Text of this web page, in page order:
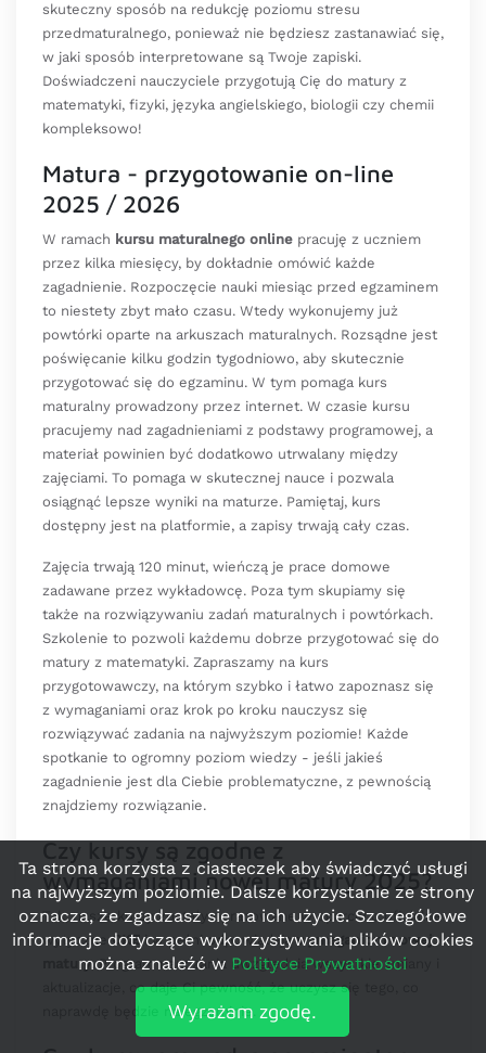
skuteczny sposób na redukcję poziomu stresu
przedmaturalnego, ponieważ nie będziesz zastanawiać się,
w jaki sposób interpretowane są Twoje zapiski.
Doświadczeni nauczyciele przygotują Cię do matury z
matematyki, fizyki, języka angielskiego, biologii czy chemii
kompleksowo!
Matura - przygotowanie on-line
2025 / 2026
W ramach kursu maturalnego online pracuję z uczniem
przez kilka miesięcy, by dokładnie omówić każde
zagadnienie. Rozpoczęcie nauki miesiąc przed egzaminem
to niestety zbyt mało czasu. Wtedy wykonujemy już
powtórki oparte na arkuszach maturalnych. Rozsądne jest
poświęcanie kilku godzin tygodniowo, aby skutecznie
przygotować się do egzaminu. W tym pomaga kurs
maturalny prowadzony przez internet. W czasie kursu
pracujemy nad zagadnieniami z podstawy programowej, a
materiał powinien być dodatkowo utrwalany między
zajęciami. To pomaga w skutecznej nauce i pozwala
osiągnąć lepsze wyniki na maturze. Pamiętaj, kurs
dostępny jest na platformie, a zapisy trwają cały czas.
Zajęcia trwają 120 minut, wieńczą je prace domowe
zadawane przez wykładowcę. Poza tym skupiamy się
także na rozwiązywaniu zadań maturalnych i powtórkach.
Szkolenie to pozwoli każdemu dobrze przygotować się do
matury z matematyki. Zapraszamy na kurs
przygotowawczy, na którym szybko i łatwo zapoznasz się
z wymaganiami oraz krok po kroku nauczysz się
rozwiązywać zadania na najwyższym poziomie! Każde
spotkanie to ogromny poziom wiedzy - jeśli jakieś
zagadnienie jest dla Ciebie problematyczne, z pewnością
znajdziemy rozwiązanie.
Czy kursy są zgodne z
wymaganiami nowej matury 2025?
Tak, nasze kursy zostały opracowane w oparciu o oficjalne
wytyczneCKEi w pełni odpowiadająwymaganiom nowej
matury. Program nauczania uwzględnia wszystkie zmiany i
aktualizacje, co daje Ci pewność, że uczysz się tego, co
naprawdę będzie na egzaminie.
Ta strona korzysta z ciasteczek aby świadczyć usługi
na najwyższym poziomie. Dalsze korzystanie ze strony
oznacza, że zgadzasz się na ich użycie. Szczegółowe
informacje dotyczące wykorzystywania plików cookies
można znaleźć w Polityce Prywatności
Wyrażam zgodę.